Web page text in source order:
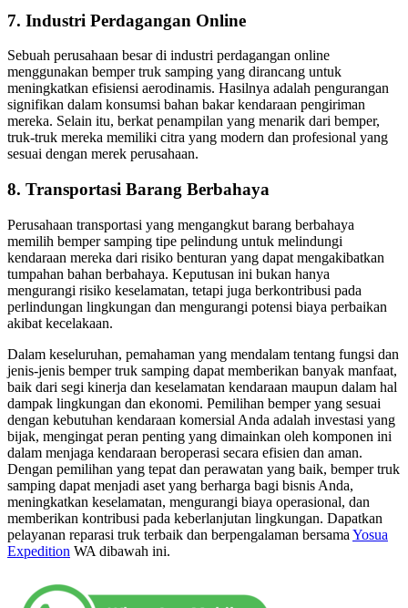
7. Industri Perdagangan Online
Sebuah perusahaan besar di industri perdagangan online
menggunakan bemper truk samping yang dirancang untuk
meningkatkan efisiensi aerodinamis. Hasilnya adalah pengurangan
signifikan dalam konsumsi bahan bakar kendaraan pengiriman
mereka. Selain itu, berkat penampilan yang menarik dari bemper,
truk-truk mereka memiliki citra yang modern dan profesional yang
sesuai dengan merek perusahaan.
8. Transportasi Barang Berbahaya
Perusahaan transportasi yang mengangkut barang berbahaya
memilih bemper samping tipe pelindung untuk melindungi
kendaraan mereka dari risiko benturan yang dapat mengakibatkan
tumpahan bahan berbahaya. Keputusan ini bukan hanya
mengurangi risiko keselamatan, tetapi juga berkontribusi pada
perlindungan lingkungan dan mengurangi potensi biaya perbaikan
akibat kecelakaan.
Dalam keseluruhan, pemahaman yang mendalam tentang fungsi dan
jenis-jenis bemper truk samping dapat memberikan banyak manfaat,
baik dari segi kinerja dan keselamatan kendaraan maupun dalam hal
dampak lingkungan dan ekonomi. Pemilihan bemper yang sesuai
dengan kebutuhan kendaraan komersial Anda adalah investasi yang
bijak, mengingat peran penting yang dimainkan oleh komponen ini
dalam menjaga kendaraan beroperasi secara efisien dan aman.
Dengan pemilihan yang tepat dan perawatan yang baik, bemper truk
samping dapat menjadi aset yang berharga bagi bisnis Anda,
meningkatkan keselamatan, mengurangi biaya operasional, dan
memberikan kontribusi pada keberlanjutan lingkungan. Dapatkan
pelayanan reparasi truk terbaik dan berpengalaman bersama Yosua
Expedition WA dibawah ini.